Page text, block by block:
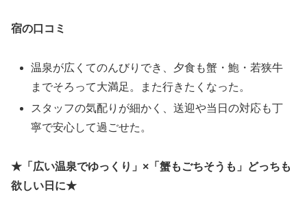
宿の口コミ
温泉が広くてのんびりでき、夕食も蟹・鮑・若狭牛
までそろって大満足。また行きたくなった。
スタッフの気配りが細かく、送迎や当日の対応も丁
寧で安心して過ごせた。
★「広い温泉でゆっくり」×「蟹もごちそうも」どっちも
欲しい日に★